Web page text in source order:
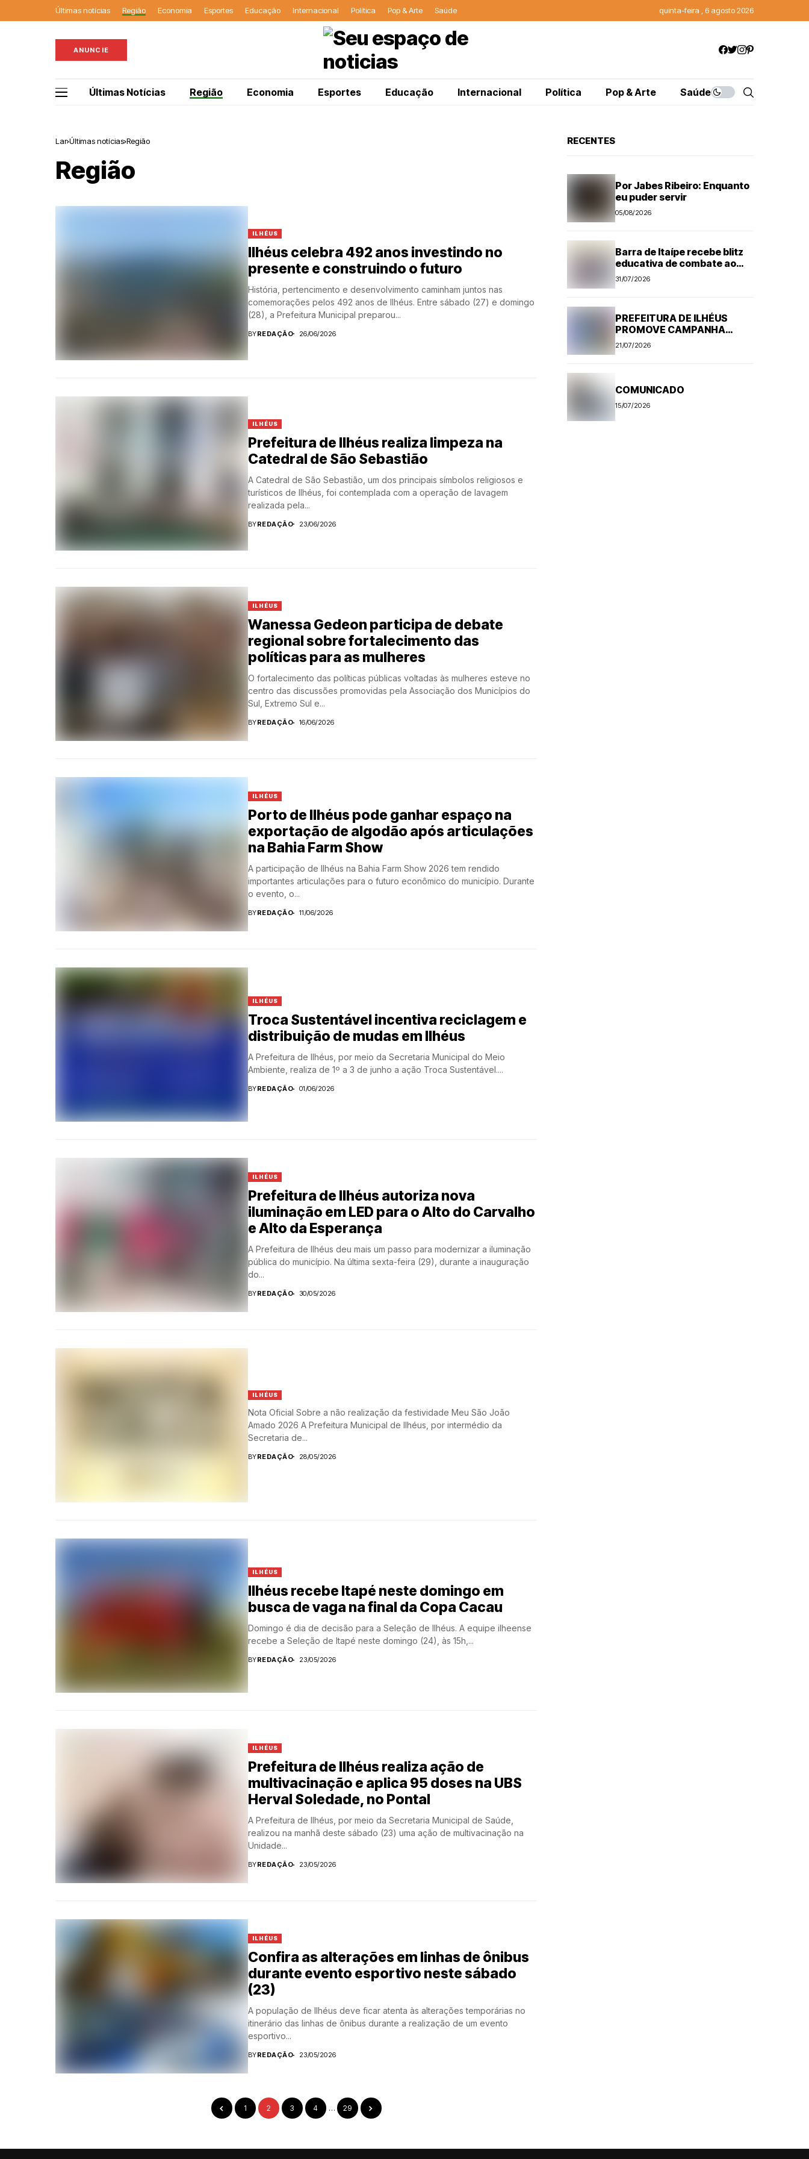
Últimas notícias Região Economia Esportes Educação Internacional Política Pop & Arte Saúde quinta-feira , 6 agosto 2026
ANUNCIE
Últimas Notícias Região Economia Esportes Educação Internacional Política Pop & Arte Saúde
Lar Últimas notícias Região
Região
ILHÉUS
Ilhéus celebra 492 anos investindo no
presente e construindo o futuro
História, pertencimento e desenvolvimento caminham juntos nas
comemorações pelos 492 anos de Ilhéus. Entre sábado (27) e domingo
(28), a Prefeitura Municipal preparou...
BYREDAÇÃO 26/06/2026
ILHÉUS
Prefeitura de Ilhéus realiza limpeza na
Catedral de São Sebastião
A Catedral de São Sebastião, um dos principais símbolos religiosos e
turísticos de Ilhéus, foi contemplada com a operação de lavagem
realizada pela...
BYREDAÇÃO 23/06/2026
ILHÉUS
Wanessa Gedeon participa de debate
regional sobre fortalecimento das
políticas para as mulheres
O fortalecimento das políticas públicas voltadas às mulheres esteve no
centro das discussões promovidas pela Associação dos Municípios do
Sul, Extremo Sul e...
BYREDAÇÃO 16/06/2026
ILHÉUS
Porto de Ilhéus pode ganhar espaço na
exportação de algodão após articulações
na Bahia Farm Show
A participação de Ilhéus na Bahia Farm Show 2026 tem rendido
importantes articulações para o futuro econômico do município. Durante
o evento, o...
BYREDAÇÃO 11/06/2026
ILHÉUS
Troca Sustentável incentiva reciclagem e
distribuição de mudas em Ilhéus
A Prefeitura de Ilhéus, por meio da Secretaria Municipal do Meio
Ambiente, realiza de 1º a 3 de junho a ação Troca Sustentável....
BYREDAÇÃO 01/06/2026
ILHÉUS
Prefeitura de Ilhéus autoriza nova
iluminação em LED para o Alto do Carvalho
e Alto da Esperança
A Prefeitura de Ilhéus deu mais um passo para modernizar a iluminação
pública do município. Na última sexta-feira (29), durante a inauguração
do...
BYREDAÇÃO 30/05/2026
ILHÉUS
Nota Oficial Sobre a não realização da festividade Meu São João
Amado 2026 A Prefeitura Municipal de Ilhéus, por intermédio da
Secretaria de...
BYREDAÇÃO 28/05/2026
ILHÉUS
Ilhéus recebe Itapé neste domingo em
busca de vaga na final da Copa Cacau
Domingo é dia de decisão para a Seleção de Ilhéus. A equipe ilheense
recebe a Seleção de Itapé neste domingo (24), às 15h,...
BYREDAÇÃO 23/05/2026
ILHÉUS
Prefeitura de Ilhéus realiza ação de
multivacinação e aplica 95 doses na UBS
Herval Soledade, no Pontal
A Prefeitura de Ilhéus, por meio da Secretaria Municipal de Saúde,
realizou na manhã deste sábado (23) uma ação de multivacinação na
Unidade...
BYREDAÇÃO 23/05/2026
ILHÉUS
Confira as alterações em linhas de ônibus
durante evento esportivo neste sábado
(23)
A população de Ilhéus deve ficar atenta às alterações temporárias no
itinerário das linhas de ônibus durante a realização de um evento
esportivo...
BYREDAÇÃO 23/05/2026
1 2 3 4 … 29
RECENTES
Por Jabes Ribeiro: Enquanto
eu puder servir
05/08/2026
Barra de Itaípe recebe blitz
educativa de combate ao
Aedes aegypti
31/07/2026
PREFEITURA DE ILHÉUS
PROMOVE CAMPANHA
ANTI-RÁBICA. VEJA
PROGRAMAÇÃO
21/07/2026
COMUNICADO
15/07/2026